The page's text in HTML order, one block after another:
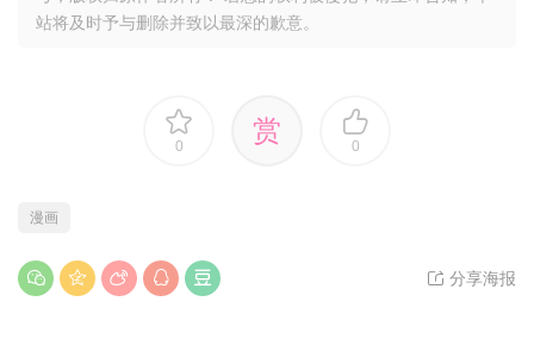
站将及时予与删除并致以最深的歉意。
0 赏 0
漫画
分享海报